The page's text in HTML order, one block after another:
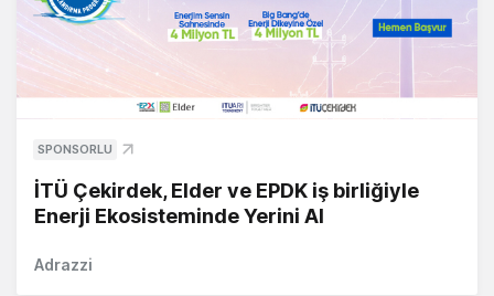
SPONSORLU
İTÜ Çekirdek, Elder ve EPDK iş birliğiyle
Enerji Ekosisteminde Yerini Al
Adrazzi